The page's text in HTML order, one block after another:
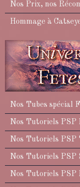
Nos Prix, nos
Hommage à
Nos Tubes spécial
Nos Tutoriels PSP
Nos Tutoriels PSP
Nos Tutoriels PSP
Nos Tutoriels PSP